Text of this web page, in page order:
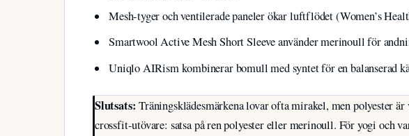
Mesh-tyger och ventilerade paneler ökar luftflödet (Women’s
Smartwool Active Mesh Short Sleeve använder merinoull för
Uniqlo AIRism kombinerar bomull med syntet för en balanserad
Slutsats: Träningsklädesmärkena lovar ofta mirakel, men polyester
crossfit-utövare: satsa på ren polyester eller merinoull. För yogi och